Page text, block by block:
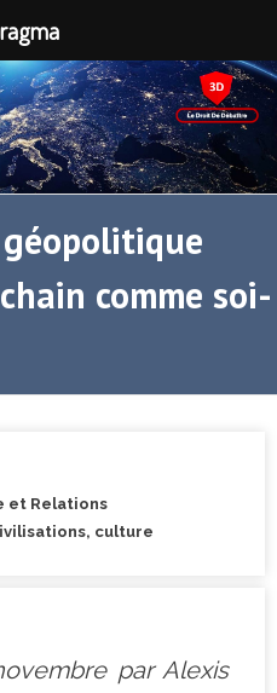
comme soi-
et Relations
culture
par Alexis